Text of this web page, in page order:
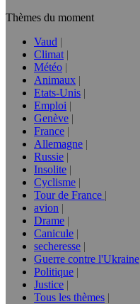
Thèmes du moment
Vaud
Climat
Météo
Animaux
Etats-Unis
Emploi
Genève
France
Allemagne
Russie
Insolite
Cyclisme
Tour de France
avion
Drame
Canicule
secheresse
Guerre contre l'Ukraine
Politique
Justice
Tous les thèmes